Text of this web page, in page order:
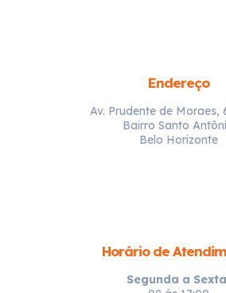
Endereço
Av. Prudente de Moraes,
Bairro Santo
Belo Horizonte
Horário de
Segunda a